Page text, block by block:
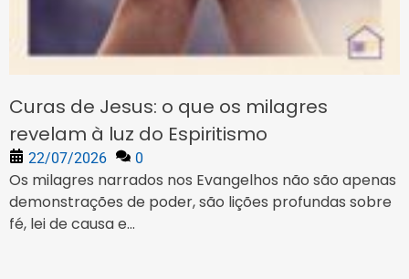
Curas de Jesus: o que os milagres
revelam à luz do Espiritismo
22/07/2026 0
Os milagres narrados nos Evangelhos não são apenas
demonstrações de poder, são lições profundas sobre
fé, lei de causa e...